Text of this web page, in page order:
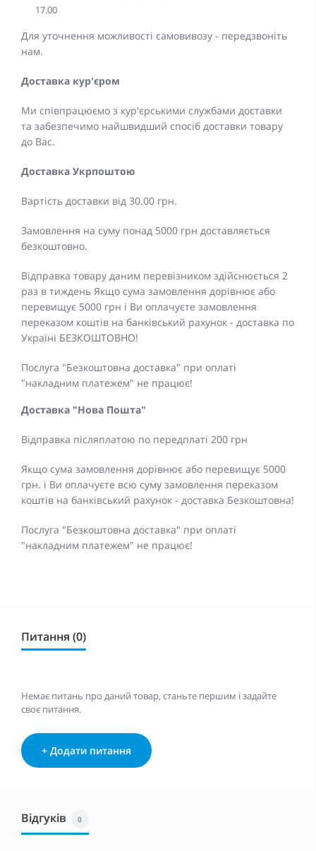
17.00
Для уточнення можливості самовивозу - передзвоніть
нам.
Доставка кур'єром
Ми співпрацюємо з кур'єрськими службами доставки
та забезпечимо найшвидший спосіб доставки товару
до Вас.
Доставка Укрпоштою
Вартість доставки від 30.00 грн.
Замовлення на суму понад 5000 грн доставляється
безкоштовно.
Відправка товару даним перевізником здійснюється 2
раз в тиждень Якщо сума замовлення дорівнює або
перевищує 5000 грн і Ви оплачуєте замовлення
переказом коштів на банківський рахунок - доставка по
Україні БЕЗКОШТОВНО!
Послуга "Безкоштовна доставка" при оплаті
"накладним платежем" не працює!
Доставка "Нова Пошта"
Відправка післяплатою по передплаті 200 грн
Якщо сума замовлення дорівнює або перевищує 5000
грн. і Ви оплачуєте всю суму замовлення переказом
коштів на банківський рахунок - доставка Безкоштовна!
Послуга "Безкоштовна доставка" при оплаті
"накладним платежем" не працює!
Питання (0)
Немає питань про даний товар, станьте першим і задайте
своє питання.
+ Додати питання
Відгуків 0